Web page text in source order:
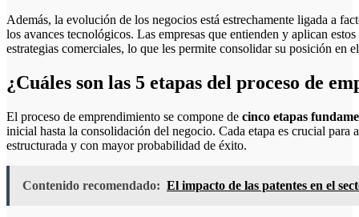
Además, la evolución de los negocios está estrechamente ligada a
los avances tecnológicos. Las empresas que entienden y aplican
estrategias comerciales, lo que les permite consolidar su posición en
¿Cuáles son las 5 etapas del proceso de
El proceso de emprendimiento se compone de cinco etapas
inicial hasta la consolidación del negocio. Cada etapa es crucial para
estructurada y con mayor probabilidad de éxito.
Contenido recomendado: El impacto de las patentes en el